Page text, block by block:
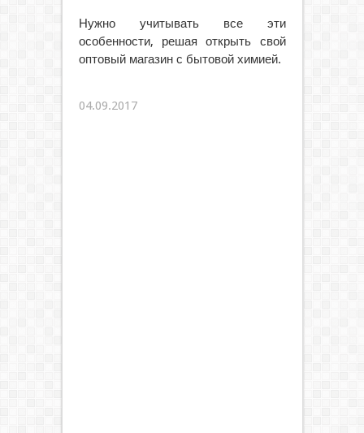
Нужно учитывать все эти
особенности, решая открыть свой
оптовый магазин с бытовой химией.
04.09.2017